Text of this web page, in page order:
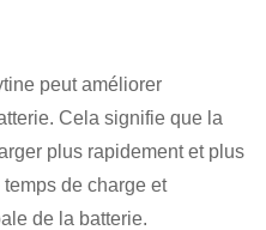
peut améliorer
Cela signifie que la
plus rapidement et plus
de charge et
de la batterie.